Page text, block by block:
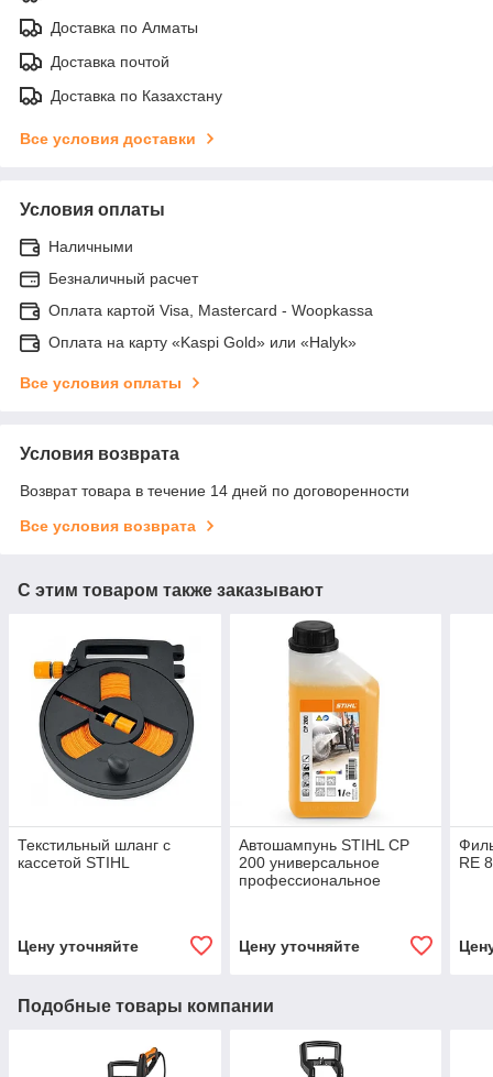
Доставка по Алматы
Доставка почтой
Доставка по Казахстану
Все условия доставки
Условия оплаты
Наличными
Безналичный расчет
Оплата картой Visa, Mastercard - Woopkassa
Оплата на карту «Kaspi Gold» или «Halyk»
Все условия оплаты
Условия возврата
Возврат товара в течение 14 дней по договоренности
Все условия возврата
С этим товаром также заказывают
Текстильный шланг с
кассетой STIHL
Цену уточняйте
Автошампунь STIHL CP
200 универсальное
профессиональное
Цену уточняйте
RE
Подобные товары компании